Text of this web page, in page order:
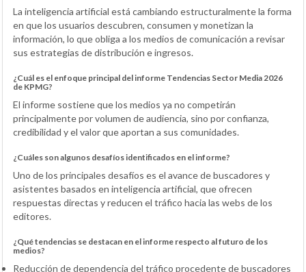
La inteligencia artificial está cambiando estructuralmente la forma
en que los usuarios descubren, consumen y monetizan la
información, lo que obliga a los medios de comunicación a revisar
sus estrategias de distribución e ingresos.
¿Cuál es el enfoque principal del informe Tendencias Sector Media 2026
de KPMG?
El informe sostiene que los medios ya no competirán
principalmente por volumen de audiencia, sino por confianza,
credibilidad y el valor que aportan a sus comunidades.
¿Cuáles son algunos desafíos identificados en el informe?
Uno de los principales desafíos es el avance de buscadores y
asistentes basados en inteligencia artificial, que ofrecen
respuestas directas y reducen el tráfico hacia las webs de los
editores.
¿Qué tendencias se destacan en el informe respecto al futuro de los
medios?
Reducción de dependencia del tráfico procedente de buscadores